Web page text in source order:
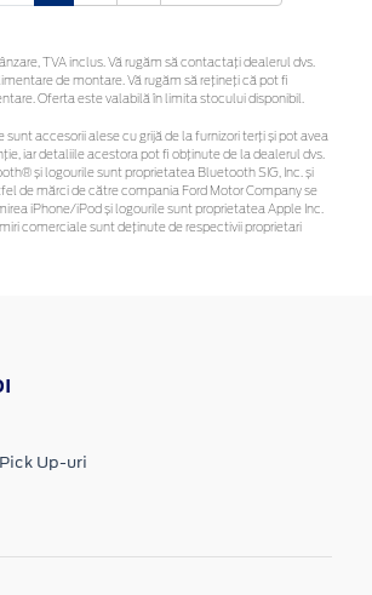
TVA inclus. Vă rugăm să contactaţi dealerul dvs.
de montare. Vă rugăm să rețineți că pot fi
Oferta este valabilă în limita stocului disponibil.
accesorii alese cu grijă de la furnizori terți și pot avea
iar detaliile acestora pot fi obținute de la dealerul dvs.
și logourile sunt proprietatea Bluetooth SIG, Inc. și
de mărci de către compania Ford Motor Company se
iPhone/iPod și logourile sunt proprietatea Apple Inc.
comerciale sunt deținute de respectivii proprietari
Up-uri